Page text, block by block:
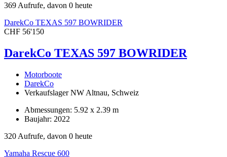
369 Aufrufe, davon 0 heute
DarekCo TEXAS 597 BOWRIDER
CHF 56'150
DarekCo TEXAS 597 BOWRIDER
Motorboote
DarekCo
Verkaufslager NW Altnau, Schweiz
Abmessungen: 5.92 x 2.39 m
Baujahr: 2022
320 Aufrufe, davon 0 heute
Yamaha Rescue 600